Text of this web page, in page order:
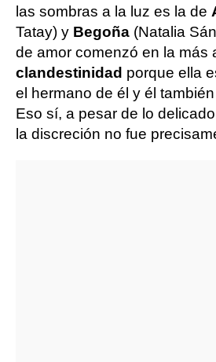
las sombras a la luz es la de
Tatay) y Begoña (Natalia
de amor comenzó en la más
clandestinidad porque ella
el hermano de él y él
Eso sí, a pesar de lo
la discreción no fue